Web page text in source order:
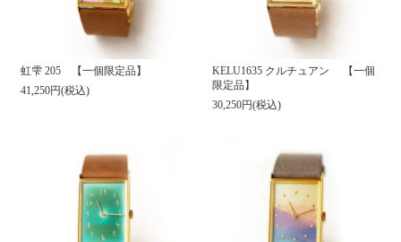
虹雫 205 【一個限定品】
41,250円(税込)
KELU1635 クルチュアン 【一個
限定品】
30,250円(税込)